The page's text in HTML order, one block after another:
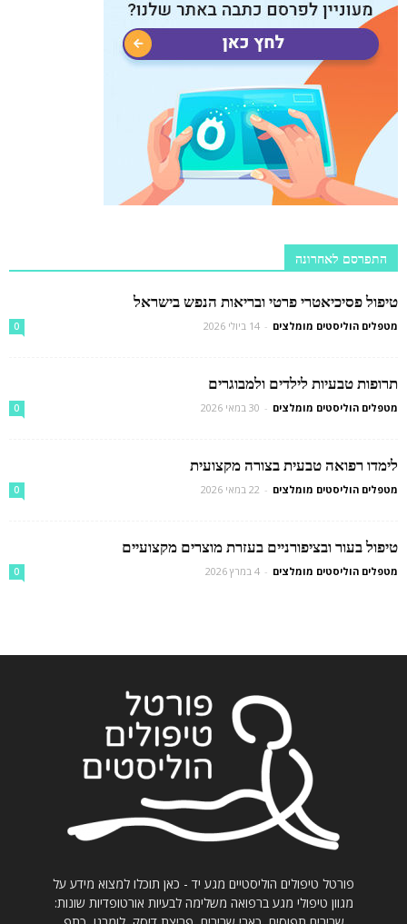
התפרסם לאחרונה
טיפול פסיכיאטרי פרטי ובריאות הנפש בישראל
מטפלים הוליסטים מומלצים - 14 ביולי 2026 0
תרופות טבעיות לילדים ולמבוגרים
מטפלים הוליסטים מומלצים - 30 במאי 2026 0
לימדו רפואה טבעית בצורה מקצועית
מטפלים הוליסטים מומלצים - 22 במאי 2026 0
טיפול בעור ובציפורניים בעזרת מוצרים מקצועיים
מטפלים הוליסטים מומלצים - 4 במרץ 2026 0
פורטל טיפולים הוליסטיים מגע יד - כאן תוכלו למצוא מידע על
מגוון טיפולי מגע ברפואה משלימה לבעיות אורטופדיות שונות: